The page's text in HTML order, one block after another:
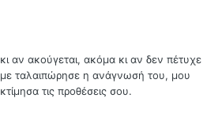
αν ακούγεται, ακόμα κι αν δεν πέτυχε
ταλαιπώρησε η ανάγνωσή του, μου
τις προθέσεις σου.